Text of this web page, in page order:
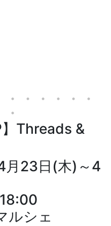
】Threads &
23日(木)～4
ルシェ